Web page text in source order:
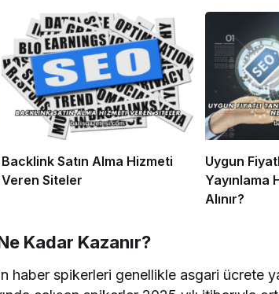
Backlink Satın Alma Hizmeti
Veren Siteler
Uygun
Yayınlama
Alınır?
Kadar Kazanır?
haber spikerleri genellikle asgari ücrete